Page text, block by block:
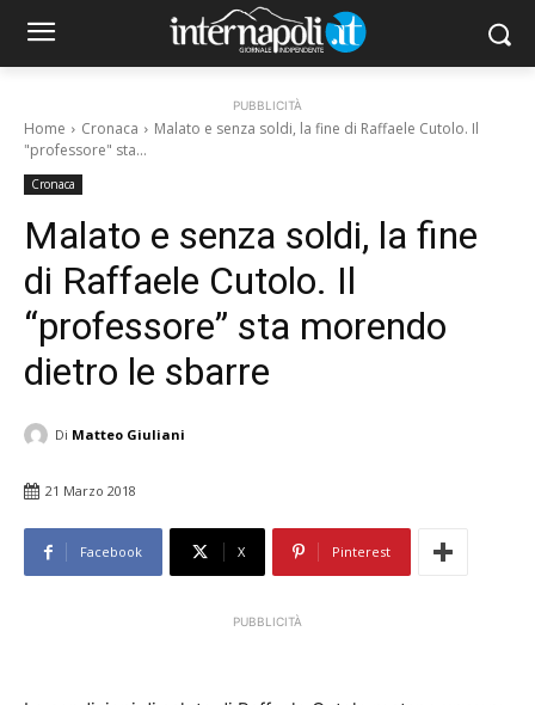
PUBBLICITÀ
Home Cronaca
Malato e senza soldi, la fine di Raffaele Cutolo. Il
"professore" sta...
Cronaca
Malato e senza soldi, la fine
di Raffaele Cutolo. Il
“professore” sta morendo
dietro le sbarre
Di Matteo Giuliani
21 Marzo 2018
Facebook X Pinterest
PUBBLICITÀ